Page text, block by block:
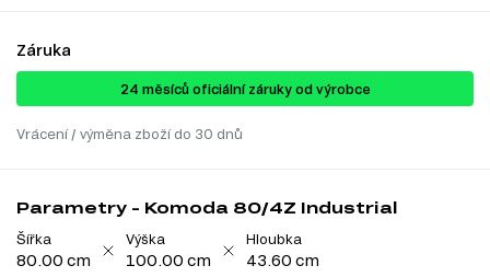
Záruka
24 ​​​​měsíců oficiální záruky od výrobce
Vrácení / výměna zboží do 30 dnů
Parametry - Komoda 80/4Z Industrial
Šířka
80.00 cm
Výška
100.00 cm
Hloubka
43.60 cm